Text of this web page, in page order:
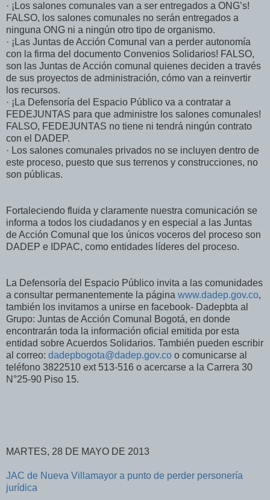
· ¡Los salones comunales van a ser entregados a ONG’s!
FALSO, los salones comunales no serán entregados a
ninguna ONG ni a ningún otro tipo de organismo.
· ¡Las Juntas de Acción Comunal van a perder autonomía
con la firma del documento Convenios Solidarios! FALSO,
son las Juntas de Acción comunal quienes deciden a través
de sus proyectos de administración, cómo van a reinvertir
los recursos.
· ¡La Defensoría del Espacio Público va a contratar a
FEDEJUNTAS para que administre los salones comunales!
FALSO, FEDEJUNTAS no tiene ni tendrá ningún contrato
con el DADEP.
· Los salones comunales privados no se incluyen dentro de
este proceso, puesto que sus terrenos y construcciones, no
son públicas.
Fortaleciendo fluida y claramente nuestra comunicación se
informa a todos los ciudadanos y en especial a las Juntas
de Acción Comunal que los únicos voceros del proceso son
DADEP e IDPAC, como entidades líderes del proceso.
La Defensoría del Espacio Público invita a las comunidades
a consultar permanentemente la página www.dadep.gov.co,
también los invitamos a unirse en facebook- Dadepbta al
Grupo: Juntas de Acción Comunal Bogotá, en donde
encontrarán toda la información oficial emitida por esta
entidad sobre Acuerdos Solidarios. También pueden escribir
al correo: dadepbogota@dadep.gov.co o comunicarse al
teléfono 3822510 ext 513-516 o acercarse a la Carrera 30
N°25-90 Piso 15.
MARTES, 28 DE MAYO DE 2013
JAC de Nueva Villamayor a punto de perder personería
jurídica